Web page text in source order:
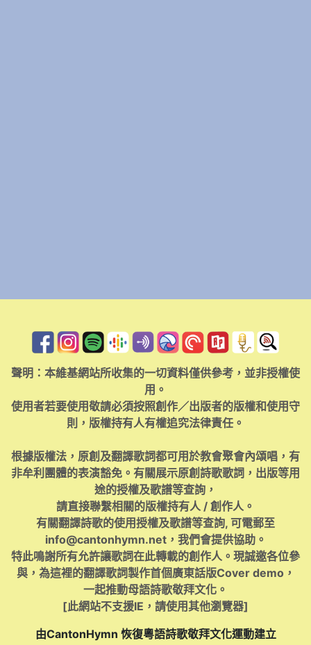
聲明：本維基網站所收集的一切資料僅供參考，並非授權使
用。
使用者若要使用敬請必須按照創作／出版者的版權和使用守
則，版權持有人有權追究法律責任。
根據版權法，原創及翻譯歌詞都可用於教會聚會內頌唱，有
非牟利團體的表演豁免。有關展示原創詩歌歌詞，出版等用
途的授權及歌譜等查詢，
請直接聯繫相關的版權持有人 / 創作人。
有關翻譯詩歌的使用授權及歌譜等查詢, 可電郵至
info@cantonhymn.net，我們會提供協助。
特此鳴謝所有允許讓歌詞在此轉載的創作人。現誠邀各位參
與，為這裡的翻譯歌詞製作首個廣東話版Cover demo，
一起推動母語詩歌敬拜文化。
[此網站不支援IE，請使用其他瀏覽器]
由CantonHymn 恢復粵語詩歌敬拜文化運動建立